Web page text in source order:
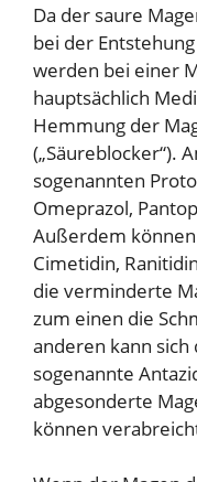
Da der saure
bei der
werden bei einer
hauptsächlich
Hemmung der
(„Säureblocker“).
sogenannten
Omeprazol,
Außerdem
Cimetidin,
die verminderte
zum einen die
anderen kann sich
sogenannte
abgesonderte
können